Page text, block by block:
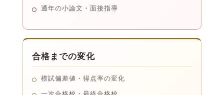
通年の小論文・面接指導
合格までの変化
模試偏差値・得点率の変化